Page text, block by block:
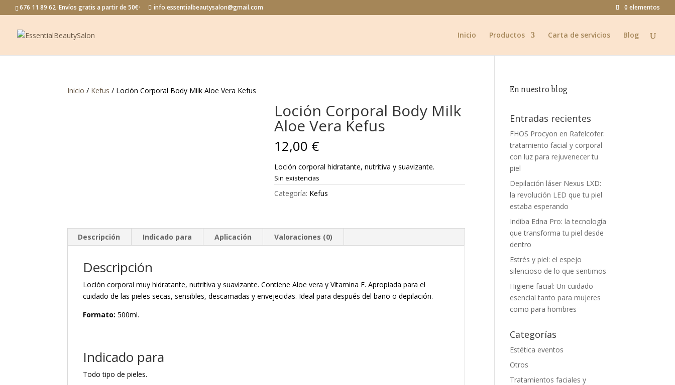
676 11 89 62 ·Envíos gratis a partir de 50€· info.essentialbeautysalon@gmail.com 0 elementos
Inicio Productos Carta de servicios Blog
Inicio / Kefus / Loción Corporal Body Milk Aloe Vera Kefus
Loción Corporal Body Milk
Aloe Vera Kefus
12,00 €
Loción corporal hidratante, nutritiva y suavizante.
Sin existencias
Categoría: Kefus
Descripción Indicado para Aplicación Valoraciones (0)
Descripción
Loción corporal muy hidratante, nutritiva y suavizante. Contiene Aloe vera y Vitamina E. Apropiada para el
cuidado de las pieles secas, sensibles, descamadas y envejecidas. Ideal para después del baño o depilación.
Formato: 500ml.
Indicado para
Todo tipo de pieles.
En nuestro blog
Entradas recientes
FHOS Procyon en Rafelcofer:
tratamiento facial y corporal
con luz para rejuvenecer tu
piel
Depilación láser Nexus LXD:
la revolución LED que tu piel
estaba esperando
Indiba Edna Pro: la tecnología
que transforma tu piel desde
dentro
Estrés y piel: el espejo
silencioso de lo que sentimos
Higiene facial: Un cuidado
esencial tanto para mujeres
como para hombres
Categorías
Estética eventos
Otros
Tratamientos faciales y